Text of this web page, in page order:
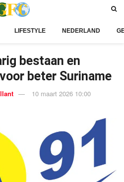
LIFESTYLE NEDERLAND
bestaan en
beter Suriname
10 maart 2026 10:00